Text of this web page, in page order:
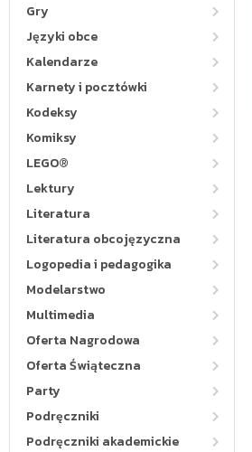
Gry
Języki obce
Kalendarze
Karnety i pocztówki
Kodeksy
Komiksy
LEGO®
Lektury
Literatura
Literatura obcojęzyczna
Logopedia i pedagogika
Modelarstwo
Multimedia
Oferta Nagrodowa
Oferta Świąteczna
Party
Podręczniki
Podręczniki akademickie